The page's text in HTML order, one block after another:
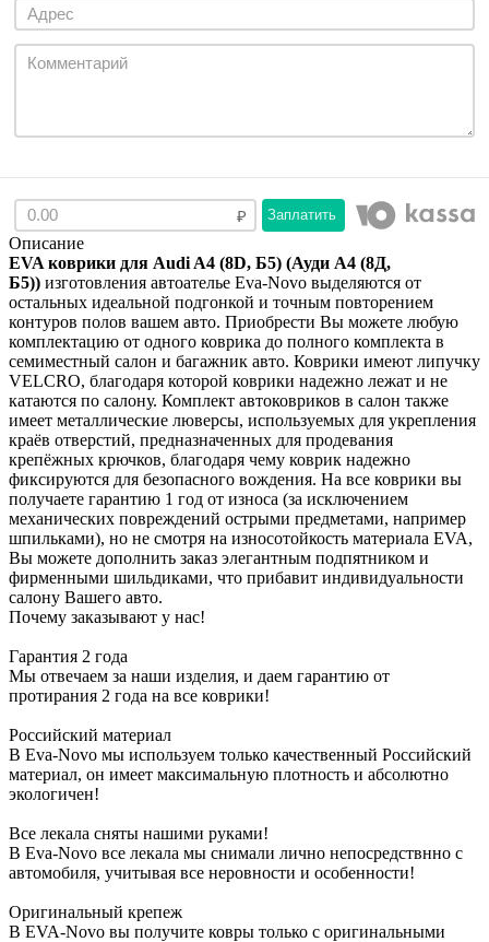
Заплатить
Описание
EVA коврики для Audi A4 (8D, Б5) (Ауди А4 (8Д,
Б5)) изготовления автоателье Eva-Novo выделяются от
остальных идеальной подгонкой и точным повторением
контуров полов вашем авто. Приобрести Вы можете любую
комплектацию от одного коврика до полного комплекта в
семиместный салон и багажник авто. Коврики имеют липучку
VELCRO, благодаря которой коврики надежно лежат и не
катаются по салону. Комплект автоковриков в салон также
имеет металлические люверсы, используемых для укрепления
краёв отверстий, предназначенных для продевания
крепёжных крючков, благодаря чему коврик надежно
фиксируются для безопасного вождения. На все коврики вы
получаете гарантию 1 год от износа (за исключением
механических повреждений острыми предметами, например
шпильками), но не смотря на износотойкость материала EVA,
Вы можете дополнить заказ элегантным подпятником и
фирменными шильдиками, что прибавит индивидуальности
салону Вашего авто.
Почему заказывают у нас!
Гарантия 2 года
Мы отвечаем за наши изделия, и даем гарантию от
протирания 2 года на все коврики!
Российский материал
В Eva-Novo мы используем только качественный Российский
материал, он имеет максимальную плотность и абсолютно
экологичен!
Все лекала сняты нашими руками!
В Eva-Novo все лекала мы снимали лично непосредствнно с
автомобиля, учитывая все неровности и особенности!
Оригинальный крепеж
В EVA-Novo вы получите ковры только с оригинальными